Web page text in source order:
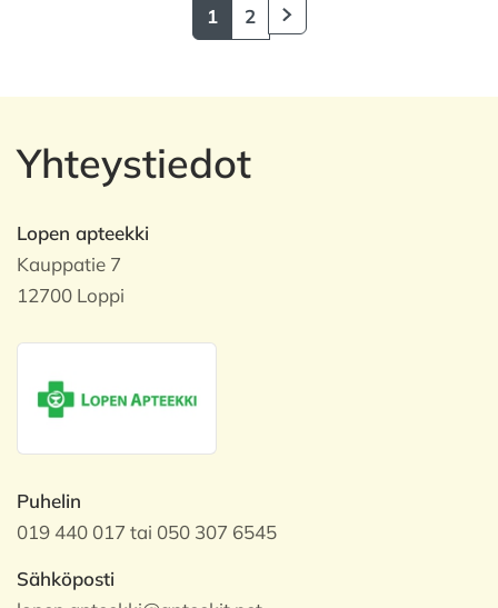
1 2
Yhteystiedot
Lopen apteekki
Kauppatie 7
12700 Loppi
Puhelin
019 440 017 tai 050 307 6545
Sähköposti